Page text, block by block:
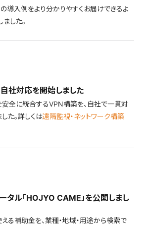
導入例をより分かりやすくお届けできるよ
した。
社対応を開始しました
全に統合するVPN構築を、自社で一貫対
た。詳しくは遠隔監視・ネットワーク構築
タル「HOJYO CAME」を公開しまし
る補助金を、業種・地域・用途から検索で